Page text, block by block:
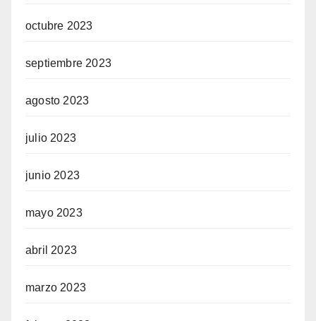
octubre 2023
septiembre 2023
agosto 2023
julio 2023
junio 2023
mayo 2023
abril 2023
marzo 2023